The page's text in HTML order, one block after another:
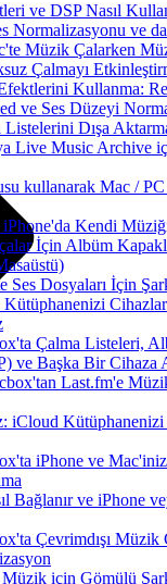
ve DSP Nasıl
Normalizasyonu ve
Müzik Çalarken
Çalmayı
Kullanma:
ve Ses Düzeyi
Dışa
Live Music Archive
kullanarak Mac /
Kendi
İçin Albüm
Dosyaları İçin
Cihazlar
Çalma Listeleri,
ve Başka Bir Cihaza
Last.fm'e
iCloud
iPhone ve
Bağlanır ve iPhone
Çevrimdışı
için Gömülü